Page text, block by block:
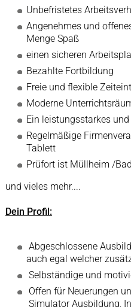
Unbefristetes
Angenehmes und
Menge Spaß
einen sicheren
Bezahlte Fortbildung
Freie und flexible
Moderne
Ein leistungsstarkes
Regelmäßige
Tablett
Prüfort ist Müllheim /
und vieles mehr....
Dein Profil:
Abgeschlossene
auch egal welcher
Selbständige und
Offen für Neuerungen
Simulator Ausbildung,